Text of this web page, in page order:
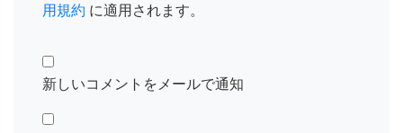
用規約 に適用されます。
新しいコメントをメールで通知